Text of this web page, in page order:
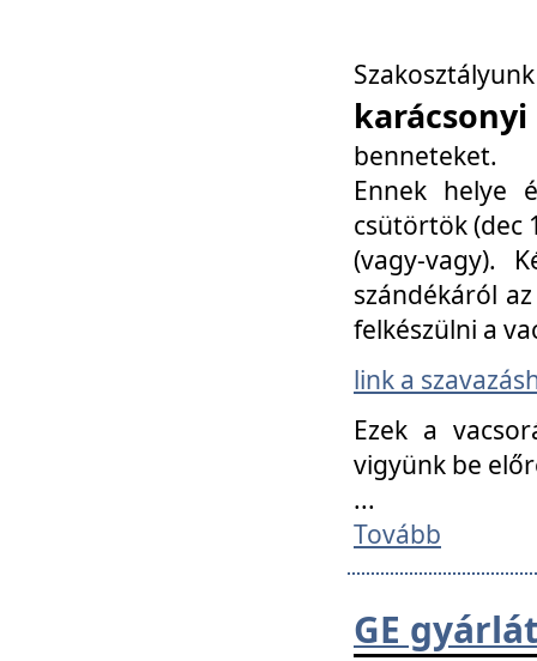
benneteket.
Ennek helye
csütörtök (dec
(vagy-vagy).
szándékáról
felkészülni a
link a
Ezek a
vigyünk be
...
Tovább
GE